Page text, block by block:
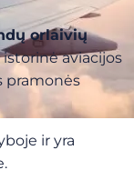
orlaivių
aviacijos
pramonės
ir yra